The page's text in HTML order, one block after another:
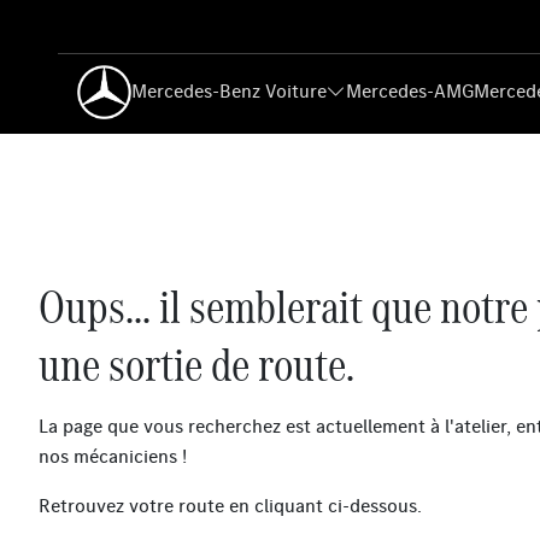
Mercedes-Benz Voiture Mercedes-AMG
Oups... il semblerait que
une sortie de route.
La page que vous recherchez est actuellement à l'atelier,
nos mécaniciens !
Retrouvez votre route en cliquant ci-dessous.